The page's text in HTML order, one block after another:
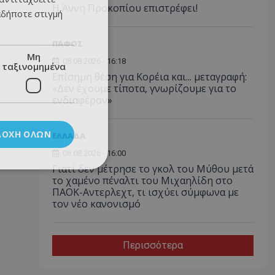
Η Άννη Προκοπίου επιστρέφει!
ΠΑΦΟΣ
08.08.2026 - 16:18
Επίσημη θέση για Κορέια και... μεταγραφή:
«Δεν έχουμε τίποτα, γνωρίζουμε για το
ενδιαφέρον»
ΕΛΛΑΔΑ
08.08.2026 - 16:00
Γιατί δεν μέτρησε το γκολ του Μύθου μετά
το χαμένο πέναλτι του Μιχαηλίδη στο
ΠΑΟΚ-Αντερλεχτ, τι ισχύει σύμφωνα με
τον νέο κανονισμό
Περισσότερα
στιγμή
Μη
ταξινομημένα
ΌΛΩΝ